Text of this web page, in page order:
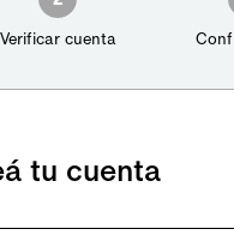
Verificar cuenta
tu cuenta